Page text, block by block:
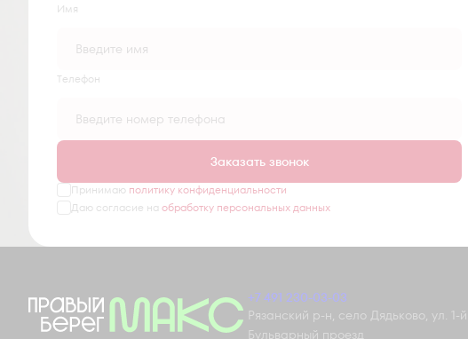
Имя
Tелефон
Заказать звонок
Принимаю политику конфиденциальности
Даю согласие на обработку персональных данных
+7 491 230-03-03
Рязанский р-н, село Дядьково, ул. 1-й
Бульварный проезд